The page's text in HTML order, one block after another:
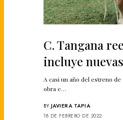
C. Tangana
incluye
A casi un año del estreno
obra e…
BY JAVIERA TAPIA
18 DE FEBRERO DE 2022